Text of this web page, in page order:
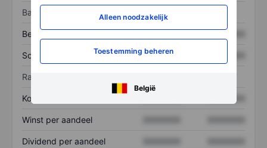
Alleen noodzakelijk
Toestemming beheren
België
Balans
Bezittingen
Schulden XXXXXXX
Ratio's
Koers/omzetratio
Winst per aandeel
Dividend per aandeel